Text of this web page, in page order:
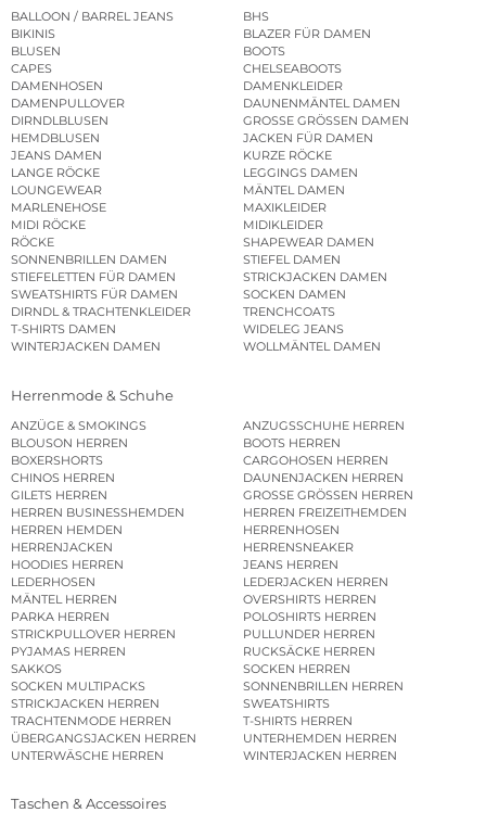
BALLOON / BARREL JEANS
BHS
BIKINIS
BLAZER FÜR DAMEN
BLUSEN
BOOTS
CAPES
CHELSEABOOTS
DAMENHOSEN
DAMENKLEIDER
DAMENPULLOVER
DAUNENMÄNTEL DAMEN
DIRNDLBLUSEN
GROSSE GRÖSSEN DAMEN
HEMDBLUSEN
JACKEN FÜR DAMEN
JEANS DAMEN
KURZE RÖCKE
LANGE RÖCKE
LEGGINGS DAMEN
LOUNGEWEAR
MÄNTEL DAMEN
MARLENEHOSE
MAXIKLEIDER
MIDI RÖCKE
MIDIKLEIDER
RÖCKE
SHAPEWEAR DAMEN
SONNENBRILLEN DAMEN
STIEFEL DAMEN
STIEFELETTEN FÜR DAMEN
STRICKJACKEN DAMEN
SWEATSHIRTS FÜR DAMEN
SOCKEN DAMEN
DIRNDL & TRACHTENKLEIDER
TRENCHCOATS
T-SHIRTS DAMEN
WIDELEG JEANS
WINTERJACKEN DAMEN
WOLLMÄNTEL DAMEN
Herrenmode & Schuhe
ANZÜGE & SMOKINGS
ANZUGSSCHUHE HERREN
BLOUSON HERREN
BOOTS HERREN
BOXERSHORTS
CARGOHOSEN HERREN
CHINOS HERREN
DAUNENJACKEN HERREN
GILETS HERREN
GROSSE GRÖSSEN HERREN
HERREN BUSINESSHEMDEN
HERREN FREIZEITHEMDEN
HERREN HEMDEN
HERRENHOSEN
HERRENJACKEN
HERRENSNEAKER
HOODIES HERREN
JEANS HERREN
LEDERHOSEN
LEDERJACKEN HERREN
MÄNTEL HERREN
OVERSHIRTS HERREN
PARKA HERREN
POLOSHIRTS HERREN
STRICKPULLOVER HERREN
PULLUNDER HERREN
PYJAMAS HERREN
RUCKSÄCKE HERREN
SAKKOS
SOCKEN HERREN
SOCKEN MULTIPACKS
SONNENBRILLEN HERREN
STRICKJACKEN HERREN
SWEATSHIRTS
TRACHTENMODE HERREN
T-SHIRTS HERREN
ÜBERGANGSJACKEN HERREN
UNTERHEMDEN HERREN
UNTERWÄSCHE HERREN
WINTERJACKEN HERREN
Taschen & Accessoires